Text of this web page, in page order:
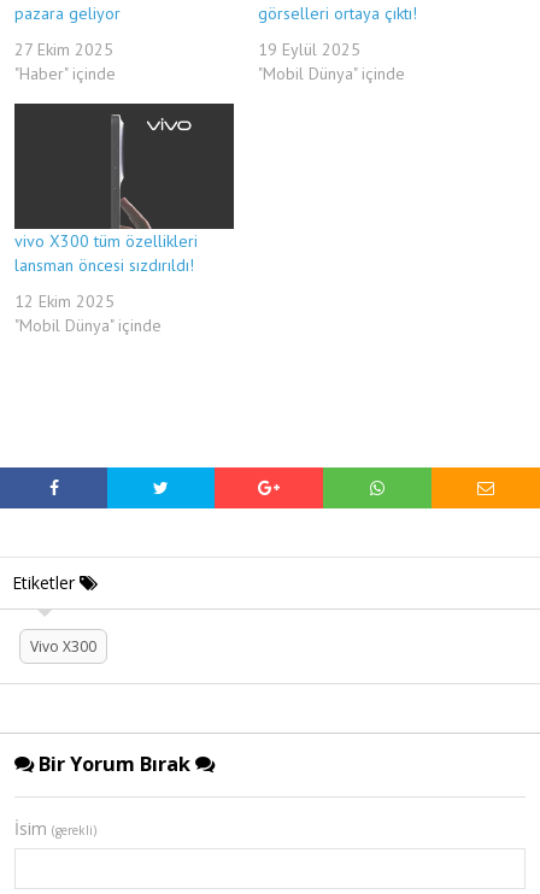
pazara geliyor
27 Ekim 2025
"Haber" içinde
görselleri ortaya çıktı!
19 Eylül 2025
"Mobil Dünya" içinde
vivo X300 tüm özellikleri
lansman öncesi sızdırıldı!
12 Ekim 2025
"Mobil Dünya" içinde
Etiketler
Vivo X300
Bir Yorum Bırak
İsim (gerekli)